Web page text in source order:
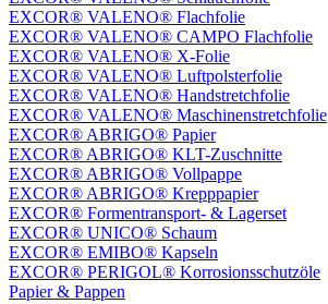
EXCOR® VALENO® Flachfolie
EXCOR® VALENO® CAMPO Flachfolie
EXCOR® VALENO® X-Folie
EXCOR® VALENO® Luftpolsterfolie
EXCOR® VALENO® Handstretchfolie
EXCOR® VALENO® Maschinenstretchfolie
EXCOR® ABRIGO® Papier
EXCOR® ABRIGO® KLT-Zuschnitte
EXCOR® ABRIGO® Vollpappe
EXCOR® ABRIGO® Krepppapier
EXCOR® Formentransport- & Lagerset
EXCOR® UNICO® Schaum
EXCOR® EMIBO® Kapseln
EXCOR® PERIGOL® Korrosionsschutzöle
Papier & Pappen